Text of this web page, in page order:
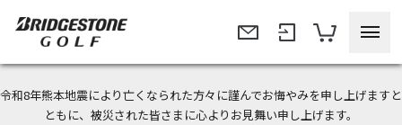
令和8年熊本地震により亡くなられた方々に謹んでお悔やみを申し上げますと
ともに、被災された皆さまに心よりお見舞い申し上げます。
今なら新規会員登録で1,000円OFFクーポンプレゼント！